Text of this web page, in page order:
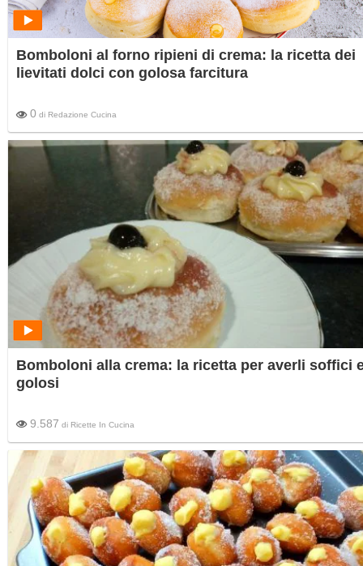
Bomboloni al forno ripieni di crema: la ricetta dei
lievitati dolci con golosa farcitura
0 di Redazione Cucina
Bomboloni alla crema: la ricetta per averli soffici
golosi
9.587 di Ricette In Cucina